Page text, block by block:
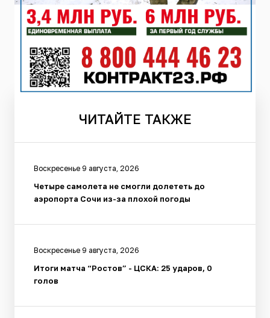
ЧИТАЙТЕ ТАКЖЕ
Воскресенье 9 августа, 2026
Четыре самолета не смогли долететь до
аэропорта Сочи из-за плохой погоды
Воскресенье 9 августа, 2026
Итоги матча “Ростов” - ЦСКА: 25 ударов, 0
голов